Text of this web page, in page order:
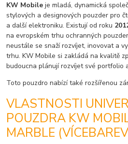
KW Mobile je mladá, dynamická
stylových a designových pouzder pro
a další elektroniku. Existují od roku
na evropském trhu ochranných
neustále se snaží rozvíjet, inovovat a
trhu. KW Mobile si zakládá na kvalitě
budoucna plánují rozvíjet své portfolio
Toto pouzdro nabízí také rozšířenou
VLASTNOSTI
POUZDRA KW
MARBLE